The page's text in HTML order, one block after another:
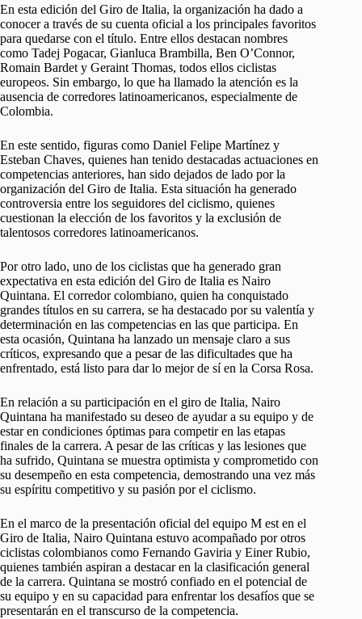
En esta edición del Giro de Italia, la organización ha dado a
conocer a través de su cuenta oficial a los principales favoritos
para quedarse con el título. Entre ellos destacan nombres
como Tadej Pogacar, Gianluca Brambilla, Ben O’Connor,
Romain Bardet y Geraint Thomas, todos ellos ciclistas
europeos. Sin embargo, lo que ha llamado la atención es la
ausencia de corredores latinoamericanos, especialmente de
Colombia.
En este sentido, figuras como Daniel Felipe Martínez y
Esteban Chaves, quienes han tenido destacadas actuaciones en
competencias anteriores, han sido dejados de lado por la
organización del Giro de Italia. Esta situación ha generado
controversia entre los seguidores del ciclismo, quienes
cuestionan la elección de los favoritos y la exclusión de
talentosos corredores latinoamericanos.
Por otro lado, uno de los ciclistas que ha generado gran
expectativa en esta edición del Giro de Italia es Nairo
Quintana. El corredor colombiano, quien ha conquistado
grandes títulos en su carrera, se ha destacado por su valentía y
determinación en las competencias en las que participa. En
esta ocasión, Quintana ha lanzado un mensaje claro a sus
críticos, expresando que a pesar de las dificultades que ha
enfrentado, está listo para dar lo mejor de sí en la Corsa Rosa.
En relación a su participación en el giro de Italia, Nairo
Quintana ha manifestado su deseo de ayudar a su equipo y de
estar en condiciones óptimas para competir en las etapas
finales de la carrera. A pesar de las críticas y las lesiones que
ha sufrido, Quintana se muestra optimista y comprometido con
su desempeño en esta competencia, demostrando una vez más
su espíritu competitivo y su pasión por el ciclismo.
En el marco de la presentación oficial del equipo M est en el
Giro de Italia, Nairo Quintana estuvo acompañado por otros
ciclistas colombianos como Fernando Gaviria y Einer Rubio,
quienes también aspiran a destacar en la clasificación general
de la carrera. Quintana se mostró confiado en el potencial de
su equipo y en su capacidad para enfrentar los desafíos que se
presentarán en el transcurso de la competencia.